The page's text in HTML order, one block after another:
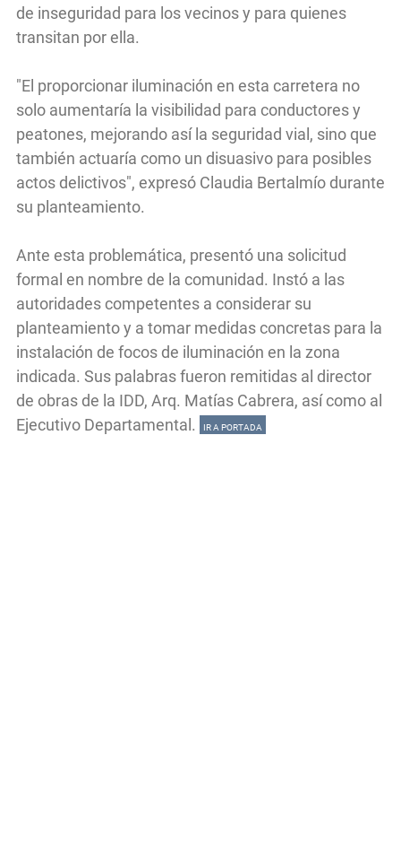
de inseguridad para los vecinos y para quienes
transitan por ella.
"El proporcionar iluminación en esta carretera no
solo aumentaría la visibilidad para conductores y
peatones, mejorando así la seguridad vial, sino que
también actuaría como un disuasivo para posibles
actos delictivos", expresó Claudia Bertalmío durante
su planteamiento.
Ante esta problemática, presentó una solicitud
formal en nombre de la comunidad. Instó a las
autoridades competentes a considerar su
planteamiento y a tomar medidas concretas para la
instalación de focos de iluminación en la zona
indicada. Sus palabras fueron remitidas al director
de obras de la IDD, Arq. Matías Cabrera, así como al
Ejecutivo Departamental.
IR A PORTADA